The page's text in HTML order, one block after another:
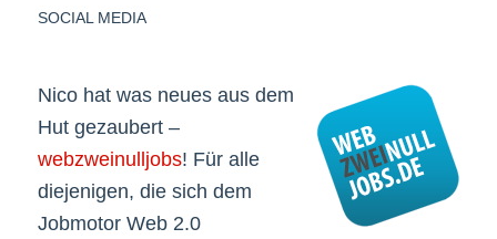
SOCIAL MEDIA
Nico hat was neues aus dem
Hut gezaubert –
webzweinulljobs! Für alle
diejenigen, die sich dem
Jobmotor Web 2.0